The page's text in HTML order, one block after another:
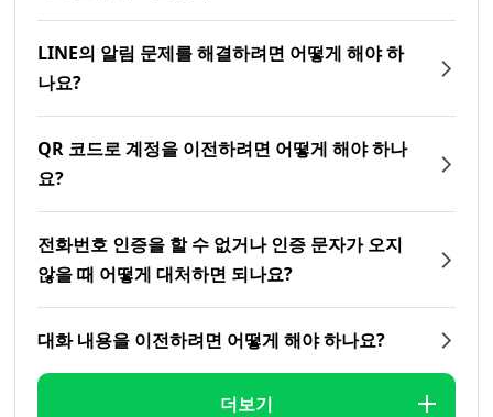
LINE의 알림 문제를 해결하려면 어떻게 해야 하
나요?
QR 코드로 계정을 이전하려면 어떻게 해야 하나
요?
전화번호 인증을 할 수 없거나 인증 문자가 오지
않을 때 어떻게 대처하면 되나요?
대화 내용을 이전하려면 어떻게 해야 하나요?
더보기